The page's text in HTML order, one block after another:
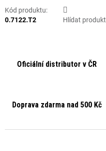
Kód produktu:
0.7122.T2
Hlídat produkt
Oficiální distributor v ČR
Doprava zdarma nad 500 Kč